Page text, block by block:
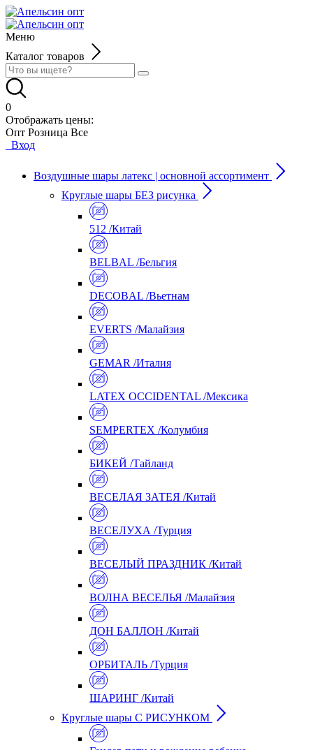
Меню
Каталог товаров
0
Отображать цены:
Опт Розница Все
Вход
Воздушные шары латекс | основной ассортимент
Круглые шары БЕЗ рисунка
512 /Китай
BELBAL /Бельгия
DECOBAL /Вьетнам
EVERTS /Малайзия
GEMAR /Италия
LATEX OCCIDENTAL /Мексика
SEMPERTEX /Колумбия
БИКЕЙ /Тайланд
ВЕСЕЛАЯ ЗАТЕЯ /Китай
ВЕСЕЛУХА /Турция
ВЕСЕЛЫЙ ПРАЗДНИК /Китай
ВОЛНА ВЕСЕЛЬЯ /Малайзия
ДОН БАЛЛОН /Китай
ОРБИТАЛЬ /Турция
ШАРИНГ /Китай
Круглые шары С РИСУНКОМ